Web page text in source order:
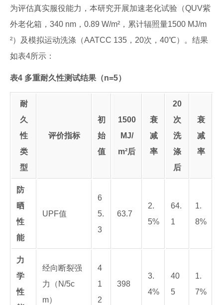
为评估真实服役能力，本研究开展加速老化试验（QUV紫
外老化箱，340 nm，0.89 W/m²，累计辐照量1500 MJ/m
²）及模拟运动洗涤（AATCC 135，20次，40℃）。结果
如表4所示：
表4 多重耐久性测试结果（n=5）
耐
久
性
类
型
评价指标
初
始
值
1500
MJ/
m²后
衰
减
率
20
次
洗
涤
后
衰
减
率
防
晒
性
能
UPF值
6
5.
3
63.7
2.
5%
64.
1
1.
8%
力
学
性
经向断裂强
力（N/5c
m）
4
1
2
398
3.
4%
40
5
1.
7%